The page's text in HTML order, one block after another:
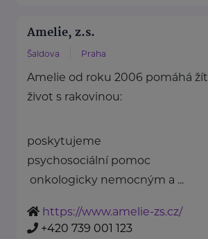
Amelie, z.s.
Šaldova Praha
Amelie od roku 2006 pomáhá žít
život s rakovinou:
poskytujeme
psychosociální pomoc
onkologicky nemocným a ...
https://www.amelie-zs.cz/
+420 739 001 123